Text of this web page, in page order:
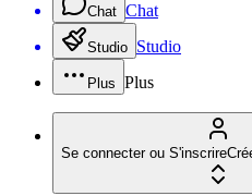
Chat Chat
Studio Studio
Plus Plus
Se connecter ou S'inscrire